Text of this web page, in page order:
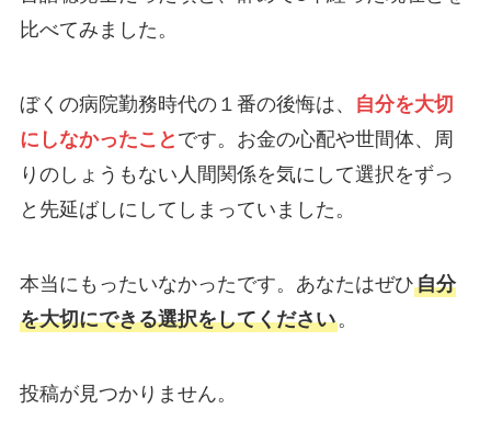
比べてみました。
ぼくの病院勤務時代の１番の後悔は、
自分を大切
にしなかったこと です。お金の心配や世間体、周
りのしょうもない人間関係を気にして選択をずっ
と先延ばしにしてしまっていました。
本当にもったいなかったです。あなたはぜひ自分
を大切にできる選択をしてください。
投稿が見つかりません。